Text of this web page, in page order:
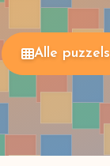
Alle puzzels